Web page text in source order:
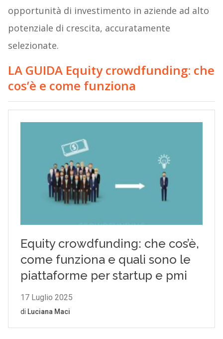
opportunità di investimento in aziende ad alto
potenziale di crescita, accuratamente
selezionate.
LA GUIDA Equity crowdfunding: che
cos’è e come funziona